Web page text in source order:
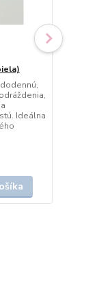
Ideálna